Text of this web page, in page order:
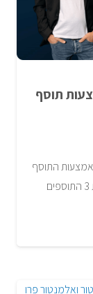
תוסף
התוסף
החינמי TranslatePress. בתחילה נסקור את 3 התוספים